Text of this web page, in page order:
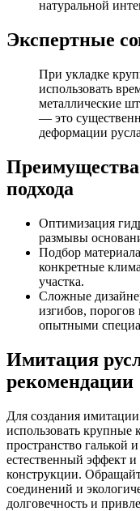
натуральной
Экспертные
При укладке
использовать
металлические
— это
деформации
Преимущества
подхода
Оптимизация
размывы
Подбор
конкретные
участка.
Сложные
изгибов,
опытными
Имитация
рекомендации
Для создания
использовать крупные
пространство галькой
естественный эффект
конструкции.
соединений и
долговечность и